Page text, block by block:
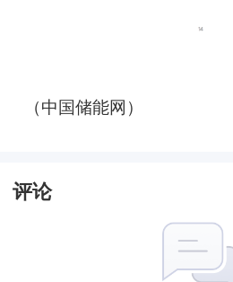
（中国储能网）
评论